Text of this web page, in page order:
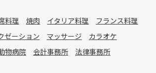
料理 焼肉 イタリア料理
フランス料理
ゼーション マッサージ
カラオケ
物病院 会計事務所 法律事務所